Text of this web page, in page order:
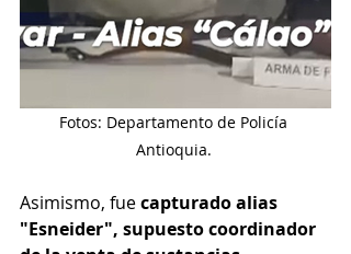
Fotos: Departamento de Policía
Antioquia.
Asimismo, fue capturado alias
"Esneider", supuesto coordinador